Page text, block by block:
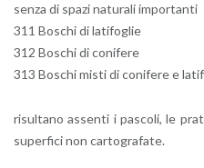
sen­za di spazi na­tu­ra­li im­por­tan­ti
311 Bo­schi di la­ti­fo­glie
312 Bo­schi di co­ni­fe­re
313 Bo­schi misti di co­ni­fe­re e
ri­sul­ta­no as­sen­ti i pa­sco­li, le
su­per­fi­ci non car­to­gra­fa­te.